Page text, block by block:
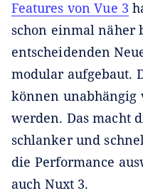
Features von Vue 3
schon einmal näher
entscheidenden
modular aufgebaut.
können
werden. Das macht
schlanker und
die Performance
auch Nuxt 3.